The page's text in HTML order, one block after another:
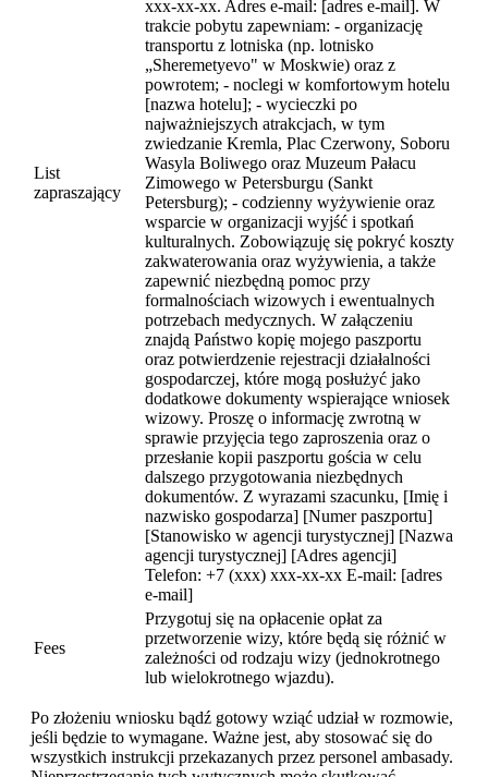
List
zapraszający
xxx-xx-xx. Adres e-mail: [adres e-mail]. W
trakcie pobytu zapewniam: - organizację
transportu z lotniska (np. lotnisko
„Sheremetyevo" w Moskwie) oraz z
powrotem; - noclegi w komfortowym hotelu
[nazwa hotelu]; - wycieczki po
najważniejszych atrakcjach, w tym
zwiedzanie Kremla, Plac Czerwony, Soboru
Wasyla Boliwego oraz Muzeum Pałacu
Zimowego w Petersburgu (Sankt
Petersburg); - codzienny wyżywienie oraz
wsparcie w organizacji wyjść i spotkań
kulturalnych. Zobowiązuję się pokryć koszty
zakwaterowania oraz wyżywienia, a także
zapewnić niezbędną pomoc przy
formalnościach wizowych i ewentualnych
potrzebach medycznych. W załączeniu
znajdą Państwo kopię mojego paszportu
oraz potwierdzenie rejestracji działalności
gospodarczej, które mogą posłużyć jako
dodatkowe dokumenty wspierające wniosek
wizowy. Proszę o informację zwrotną w
sprawie przyjęcia tego zaproszenia oraz o
przesłanie kopii paszportu gościa w celu
dalszego przygotowania niezbędnych
dokumentów. Z wyrazami szacunku, [Imię i
nazwisko gospodarza] [Numer paszportu]
[Stanowisko w agencji turystycznej] [Nazwa
agencji turystycznej] [Adres agencji]
Telefon: +7 (xxx) xxx-xx-xx E-mail: [adres
e-mail]
Fees
Przygotuj się na opłacenie opłat za
przetworzenie wizy, które będą się różnić w
zależności od rodzaju wizy (jednokrotnego
lub wielokrotnego wjazdu).
Po złożeniu wniosku bądź gotowy wziąć udział w rozmowie,
jeśli będzie to wymagane. Ważne jest, aby stosować się do
wszystkich instrukcji przekazanych przez personel ambasady.